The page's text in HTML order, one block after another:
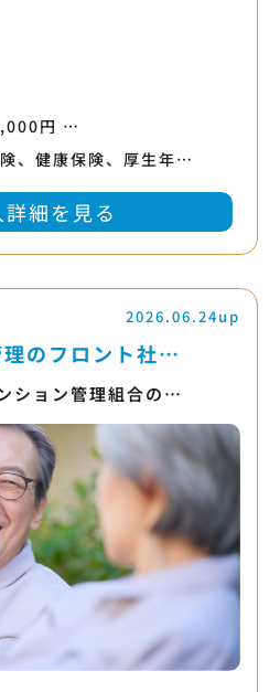
円 …
、健康保険、厚生年…
細を見る
2026.06.24up
のフロント社…
ション管理組合の…